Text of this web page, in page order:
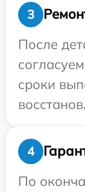
3
После
сроки
4
По